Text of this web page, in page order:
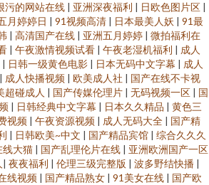
污的网站在线 | 亚洲深夜福利 | 日欧色图片区 |
月婷婷日 | 91视频高清 | 日本最美人妖 | 91最
| 高清国产在线 | 亚洲五月婷婷 | 微拍福利在
| 午夜激情视频试看 | 午夜老湿机福利 | 成人
| 日韩一级黄色电影 | 日本无码中文字幕 | 成人
| 成人快播视频 | 欧美成人社 | 国产在线不卡视
超碰成人 | 国产传媒伦理片 | 无码视频一区 | 国
| 日韩经典中文字幕 | 日本久久精品 | 黄色三
视频 | 午夜资源视频 | 成人无码大全 | 国产精
| 日韩欧美~中文 | 国产精品宾馆 | 综合久久久
线大猫 | 国产乱理伦片在线 | 亚洲欧洲国产一区
| 夜夜福利 | 伦理三级完整版 | 波多野结快播 |
线视频 | 国产精品熟女 | 91美女在线 | 国产欧